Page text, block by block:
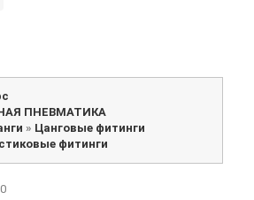
ПНЕВМАТИКА
» Цанговые фитинги
фитинги
0